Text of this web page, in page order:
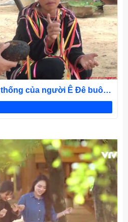
của người Ê Đê buôn
CHI TIẾT